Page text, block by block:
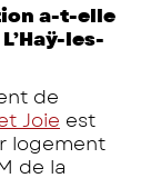
a-t-elle
les-
de
Joie est
logement
de la